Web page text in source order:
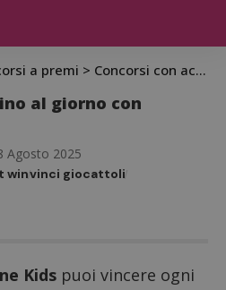
a premi > Concorsi con acquisto
al giorno con
Agosto 2025
winvinci giocattoli
Kids puoi vincere ogni